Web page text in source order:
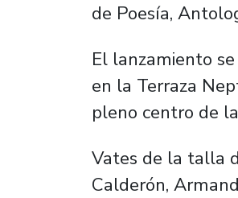
de Poesía,
El lanzamiento
en la Terraza
pleno centro de
Vates de la talla
Calderón,